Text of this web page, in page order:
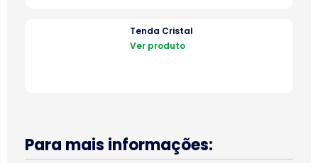
Tenda Cristal
Ver produto
Para mais informações: